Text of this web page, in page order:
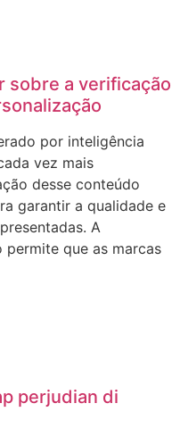
sobre a verificação
por inteligência
vez mais
desse conteúdo
garantir a qualidade e
A
permite que as marcas
perjudian di